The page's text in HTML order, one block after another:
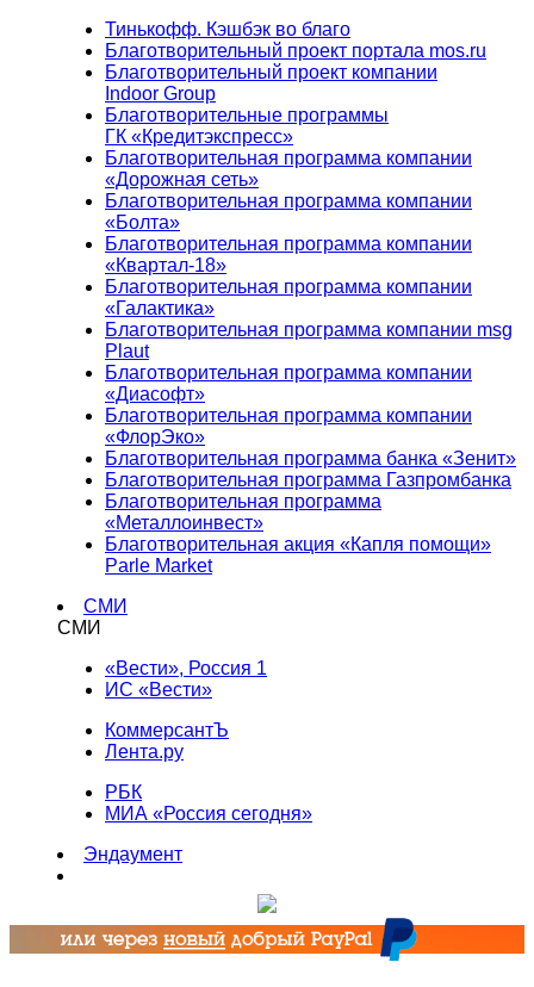
Тинькофф. Кэшбэк во благо
Благотворительный проект портала mos.ru
Благотворительный проект компании
Indoor Group
Благотворительные программы
ГК «Кредитэкспресс»
Благотворительная программа компании
«Дорожная сеть»
Благотворительная программа компании
«Болта»
Благотворительная программа компании
«Квартал-18»
Благотворительная программа компании
«Галактика»
Благотворительная программа компании msg
Plaut
Благотворительная программа компании
«Диасофт»
Благотворительная программа компании
«ФлорЭко»
Благотворительная программа банка «Зенит»
Благотворительная программа Газпромбанка
Благотворительная программа
«Металлоинвест»
Благотворительная акция «Капля помощи»
Parle Market
СМИ
СМИ
«Вести», Россия 1
ИС «Вести»
КоммерсантЪ
Лента.ру
РБК
МИА «Россия сегодня»
Эндаумент